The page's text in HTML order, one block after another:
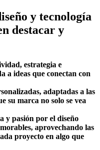
y tecnología
destacar y
estrategia e
a ideas que conectan con
adaptadas a las
su marca no solo se vea
y pasión por el diseño
aprovechando las
proyecto en algo que